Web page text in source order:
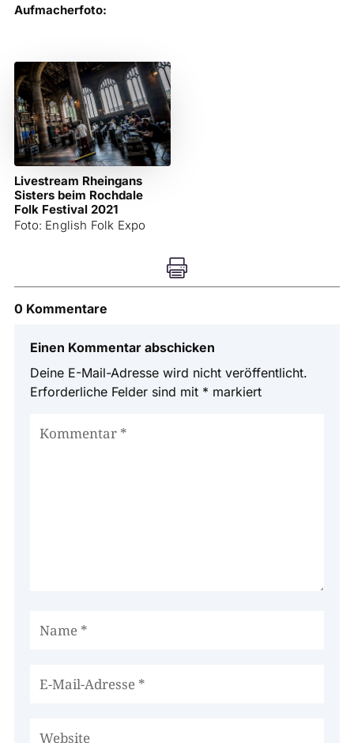
Aufmacherfoto:
Livestream Rheingans
Sisters beim Rochdale
Folk Festival 2021
Foto: English Folk Expo

0 Kommentare
Einen Kommentar abschicken
Deine E-Mail-Adresse wird nicht veröffentlicht.
Erforderliche Felder sind mit * markiert